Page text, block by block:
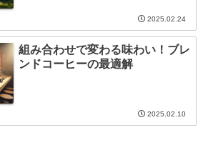
2025.02.24
組み合わせで変わる味わい！ブレ
ンドコーヒーの最適解
2025.02.10